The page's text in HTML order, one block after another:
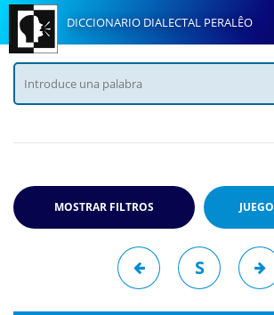
DICCIONARIO DIALECTAL PERALÊO
MOSTRAR FILTROS JUEGO
S